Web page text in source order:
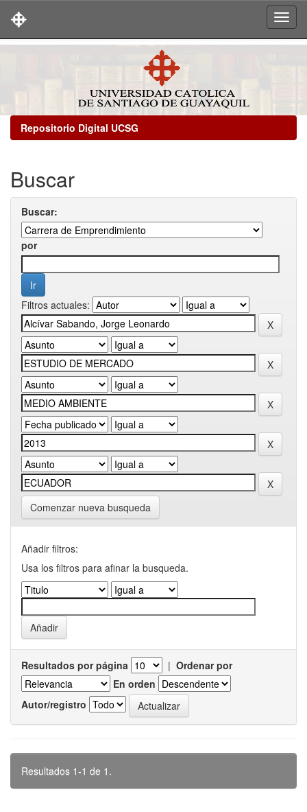
Repositorio Digital UCSG
Buscar
Buscar:
por
Filtros actuales:
Comenzar nueva busqueda
Añadir filtros:
Usa los filtros para afinar la busqueda.
Resultados por página | Ordenar por
En orden
Autor/registro
Resultados 1-1 de 1.